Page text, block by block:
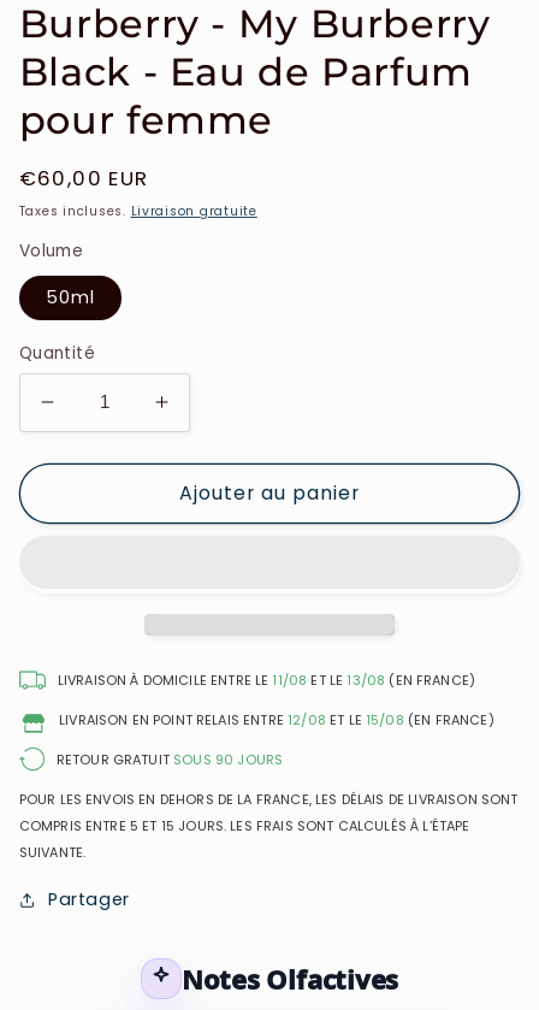
Burberry - My Burberry
Black - Eau de Parfum
pour femme
Prix
habituel
€60,00 EUR
Taxes incluses. Livraison gratuite
Volume
50ml
Quantité
Réduire
la
quantité
Burberry
Eau
Parfum
pour
Augmenter
la
quantité
de
Burberry
Eau
Parfum
pour
Ajouter au panier
LIVRAISON À DOMICILE ENTRE LE 11/08 ET LE 13/08 (EN FRANCE)
LIVRAISON EN POINT RELAIS ENTRE 12/08 ET LE 15/08 (EN FRANCE)
RETOUR GRATUIT SOUS 90 JOURS
POUR LES ENVOIS EN DEHORS DE LA FRANCE, LES DÉLAIS DE LIVRAISON SONT
COMPRIS ENTRE 5 ET 15 JOURS. LES FRAIS SONT CALCULÉS À L’ÉTAPE
SUIVANTE.
Partager
Notes Olfactives